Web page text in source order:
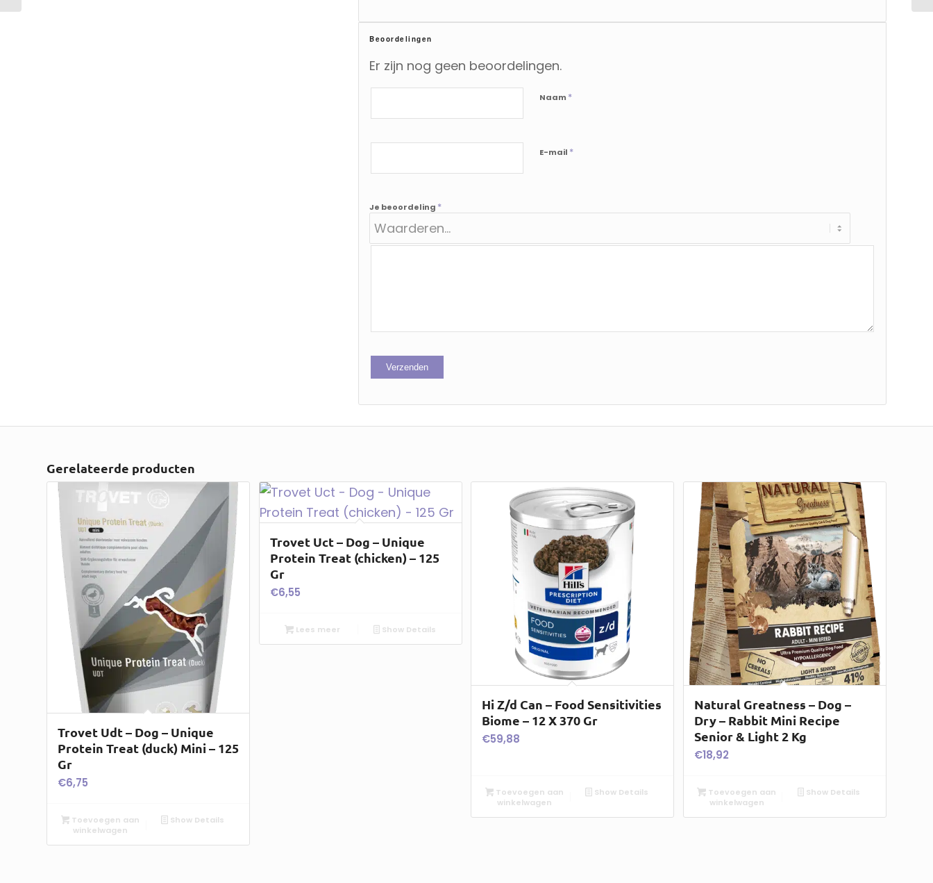
Beoordelingen
Er zijn nog geen beoordelingen.
Naam *
E-mail *
Je beoordeling *
Gerelateerde producten
Trovet Udt – Dog – Unique
Protein Treat (duck) Mini – 125
Gr
€6,75
Toevoegen aan
winkelwagen
Show Details
Trovet Uct – Dog – Unique
Protein Treat (chicken) – 125
Gr
€6,55
Lees meer Show Details
Hi Z/d Can – Food Sensitivities
Biome – 12 X 370 Gr
€59,88
Toevoegen aan
winkelwagen
Show Details
Natural Greatness – Dog –
Dry – Rabbit Mini Recipe
Senior & Light 2 Kg
€18,92
Toevoegen aan
winkelwagen
Show Details